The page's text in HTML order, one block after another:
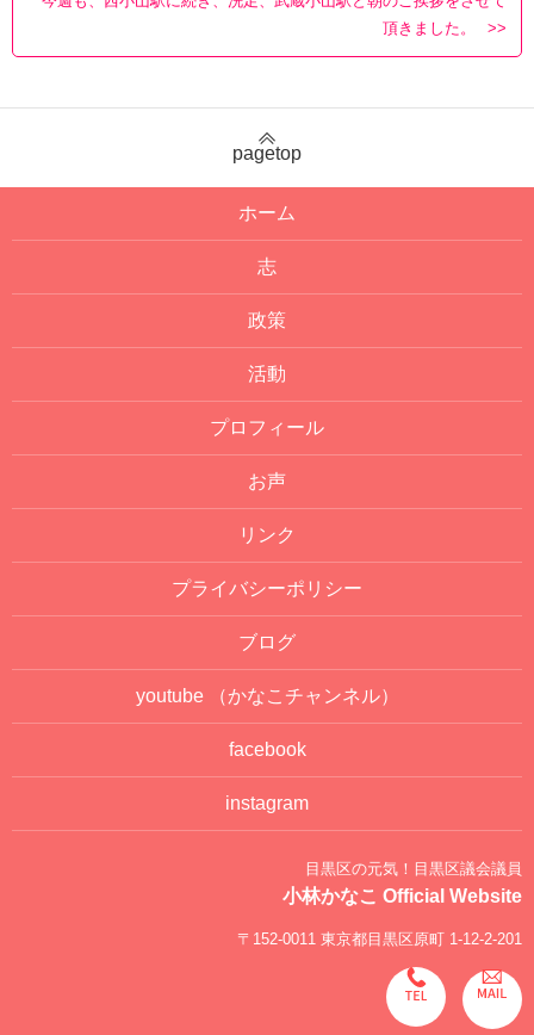
頂きました。
pagetop
ホーム
志
政策
活動
プロフィール
お声
リンク
プライバシーポリシー
ブログ
youtube （かなこチャンネル）
facebook
instagram
目黒区の元気！目黒区議会議員
小林かなこ Official Website
〒152-0011 東京都目黒区原町 1-12-2-201